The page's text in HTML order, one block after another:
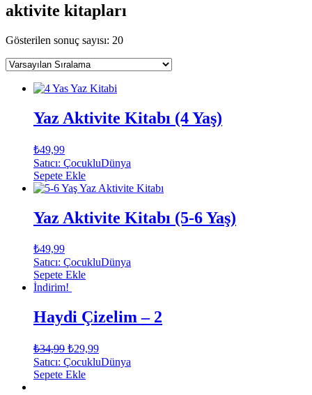
aktivite kitapları
Gösterilen sonuç sayısı: 20
Yaz Aktivite Kitabı (4 Yaş)
₺49,99
Satıcı: ÇocukluDünya
Sepete Ekle
Yaz Aktivite Kitabı (5-6 Yaş)
₺49,99
Satıcı: ÇocukluDünya
Sepete Ekle
İndirim!
Haydi Çizelim – 2
₺34,99 ₺29,99
Satıcı: ÇocukluDünya
Sepete Ekle